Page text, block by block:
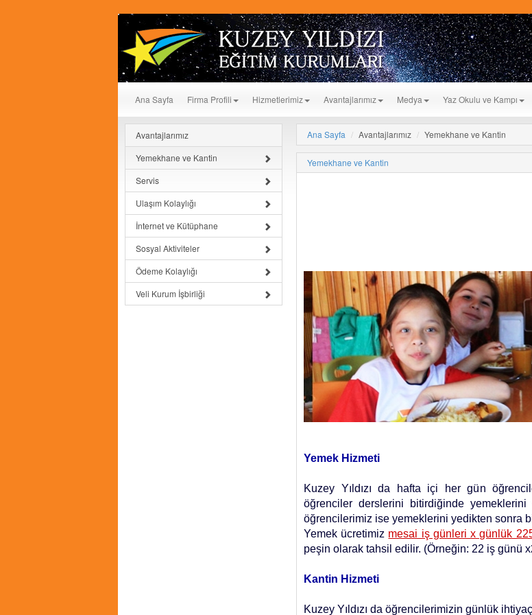
Ana Sayfa Firma Profili Hizmetlerimiz Avantajlarımız Medya Yaz Okulu ve Kampı
Avantajlarımız
Yemekhane ve Kantin
Servis
Ulaşım Kolaylığı
İnternet ve Kütüphane
Sosyal Aktiviteler
Ödeme Kolaylığı
Veli Kurum İşbirliği
Ana Sayfa Avantajlarımız Yemekhane ve Kantin
Yemekhane ve Kantin
Yemek Hizmeti
Kuzey Yıldızı da hafta içi her gün
öğrenciler derslerini bitirdiğinde
öğrencilerimiz ise yemeklerini yedikten sonra
Yemek ücretimiz mesai iş günleri x günlük
peşin olarak tahsil edilir. (Örneğin: 22 iş günü
Kantin Hizmeti
Kuzey Yıldızı da öğrencilerimizin günlük